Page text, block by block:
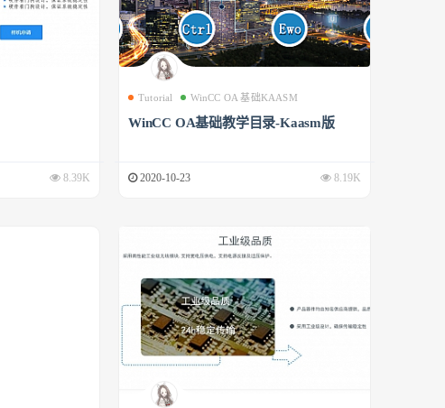
8.39K
Tutorial WinCC OA 基础KAASM
WinCC OA基础教学目录-Kaasm版
2020-10-23 8.19K